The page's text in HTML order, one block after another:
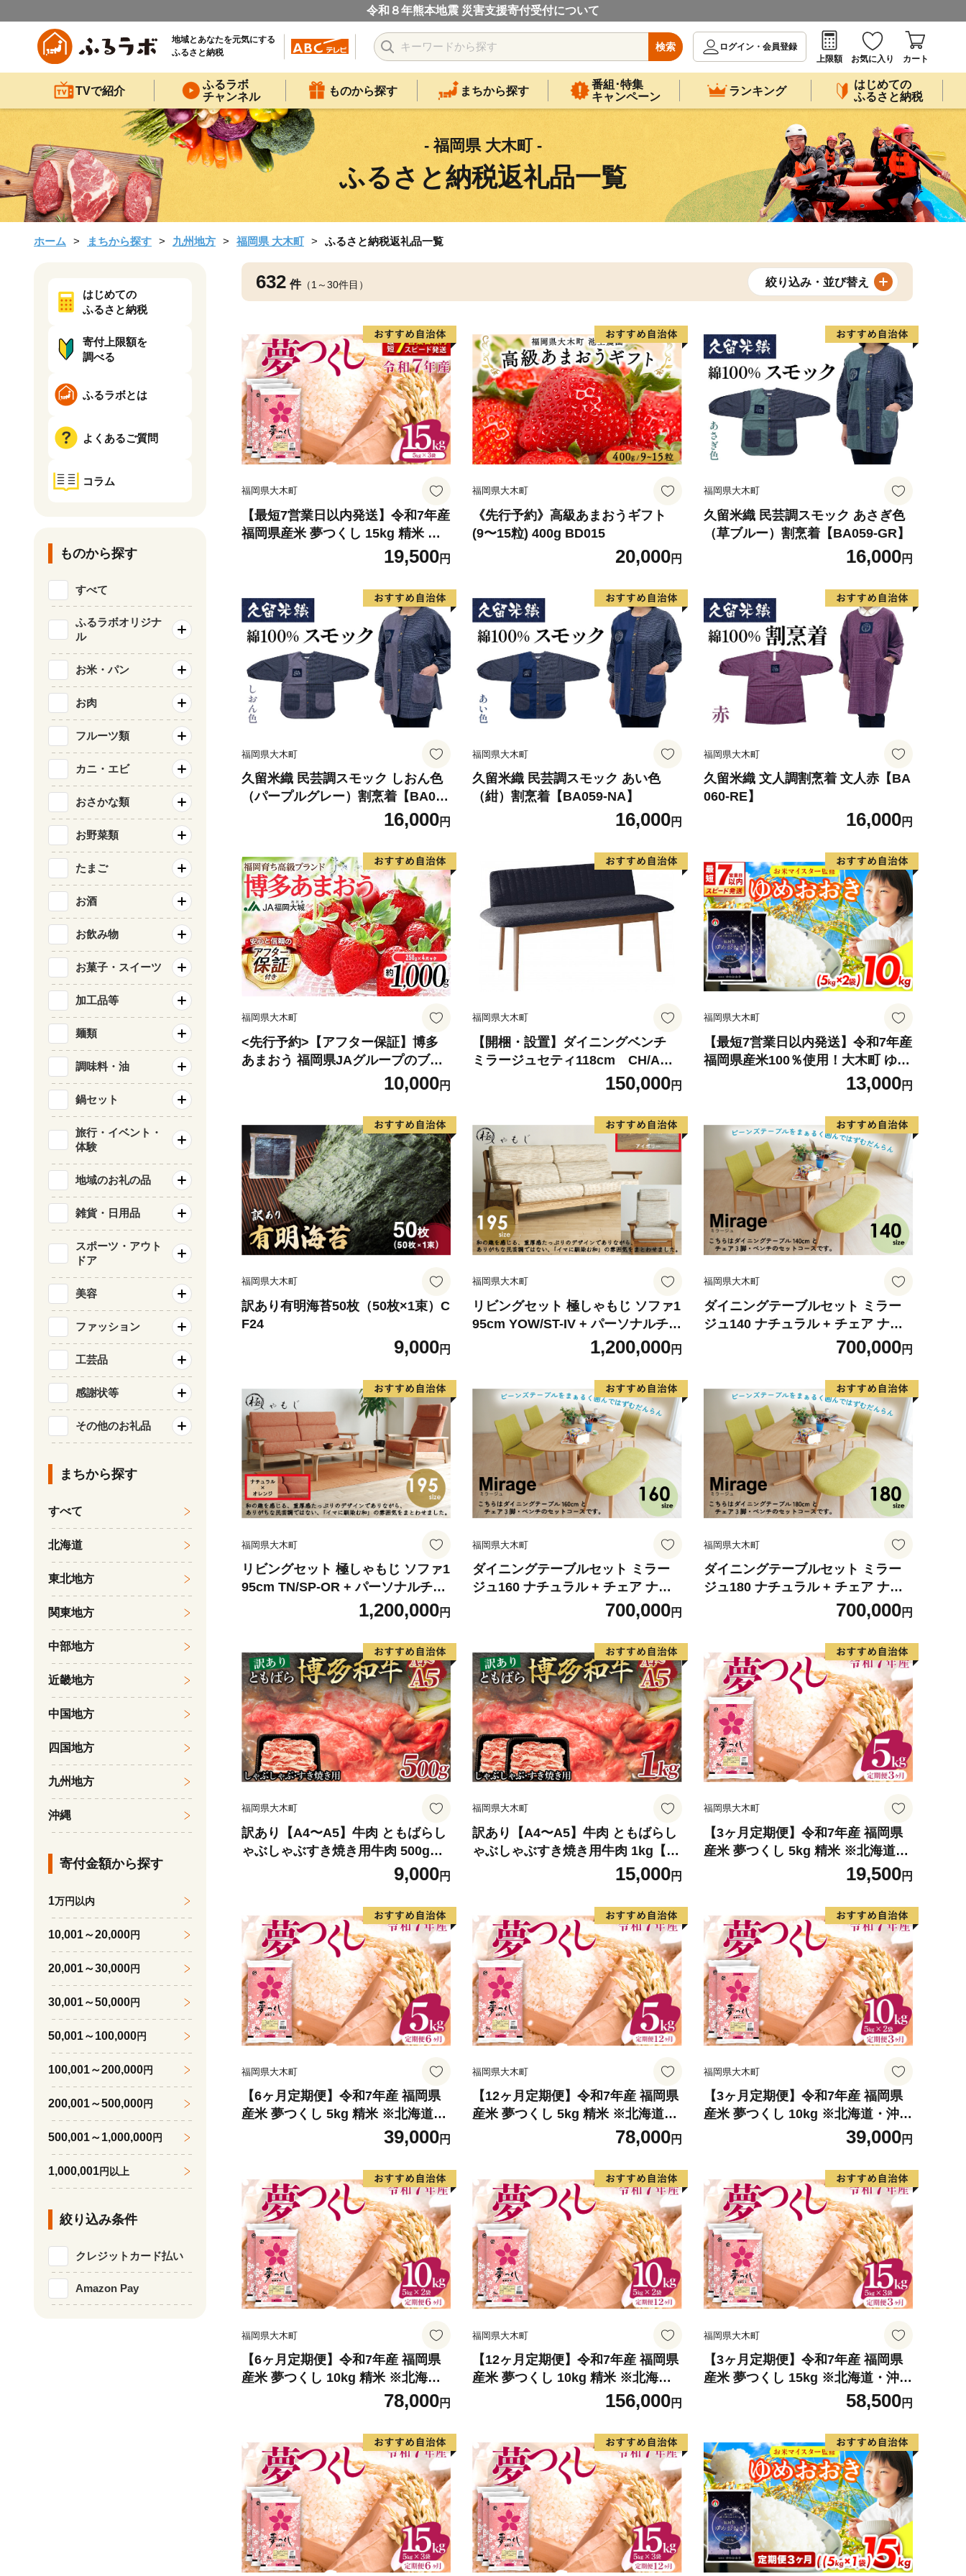
令和８年熊本地震 災害支援寄付受付について
地域とあなたを元気にする
ふるさと納税
検索
ログイン・会員登録
上限額
お気に入り カート
TVで紹介
ふるラボ
チャンネル
ものから探す まちから探す
番組･特集
キャンペーン
ランキング
はじめての
ふるさと納税
- 福岡県 大木町 -
ふるさと納税返礼品一覧
ホーム まちから探す 九州地方 福岡県 大木町 ふるさと納税返礼品一覧
632 件（1～30件目） 絞り込み・並び替え
福岡県大木町
【最短7営業日以内発送】令和7年産
福岡県産米 夢つくし 15kg 精米 ※
北海道・沖縄・離島は配送不可
19,500円
福岡県大木町
《先行予約》高級あまおうギフト
(9〜15粒) 400g BD015
20,000円
福岡県大木町
久留米織 民芸調スモック あさぎ色
（草ブルー）割烹着【BA059-GR】
16,000円
福岡県大木町
久留米織 民芸調スモック しおん色
（パープルグレー）割烹着【BA059
16,000円
福岡県大木町
久留米織 民芸調スモック あい色
（紺）割烹着【BA059-NA】
16,000円
福岡県大木町
久留米織 文人調割烹着 文人赤【BA
060-RE】
16,000円
福岡県大木町
<先行予約>【アフター保証】博多
あまおう 福岡県JAグループのブラ
ンド あまおういちご 1000g（約250
g×4パック）JA福岡大城【2027年2
月から順次発送】AG010
10,000円
福岡県大木町
【開梱・設置】ダイニングベンチ
ミラージュセティ118cm CH/AN-
BK（ショコラ/アネルカブラック）
150,000円
福岡県大木町
【最短7営業日以内発送】令和7年産
福岡県産米100％使用！大木町 ゆめ
おおき 10kg ※北海道・沖縄・離島
13,000円
福岡県大木町
訳あり有明海苔50枚（50枚×1束）C
F24
9,000円
福岡県大木町
リビングセット 極しゃもじ ソファ1
95cm YOW/ST-IV + パーソナルチェ
ア YOW/ST-IV セット 【開梱・設
置】 ※一部北海道、沖縄・離島は
配送不可 モリタインテリア工業 AL
1,200,000円
福岡県大木町
ダイニングテーブルセット ミラー
ジュ140 ナチュラル + チェア ナチ
ュラル/AN-MS×3脚 + ベンチ ナチュ
ラル/AN-MS セット 【開梱・設置】
※一部北海道、沖縄・離島は配送不
可 モリタインテリア工業 AL633
700,000円
福岡県大木町
リビングセット 極しゃもじ ソファ1
95cm TN/SP-OR + パーソナルチェ
ア TN/SP-OR セット 【開梱・設
置】 ※一部北海道、沖縄・離島は
配送不可 モリタインテリア工業 AL
630
1,200,000円
福岡県大木町
ダイニングテーブルセット ミラー
ジュ160 ナチュラル + チェア ナチ
ュラル/AN-MS×3脚 + ベンチ ナチュ
ラル/AN-MS セット 【開梱・設置】
※一部北海道、沖縄・離島は配送不
可 モリタインテリア工業 AL634
700,000円
福岡県大木町
ダイニングテーブルセット ミラー
ジュ180 ナチュラル + チェア ナチ
ュラル/AN-MS×3脚 + ベンチ ナチュ
ラル/AN-MS セット 【開梱・設置】
※一部北海道、沖縄・離島は配送不
可 モリタインテリア工業 AL635
700,000円
福岡県大木町
訳あり【A4〜A5】牛肉 ともばらし
ゃぶしゃぶすき焼き用牛肉 500g
9,000円
福岡県大木町
訳あり【A4〜A5】牛肉 ともばらし
ゃぶしゃぶすき焼き用牛肉 1kg【C
15,000円
福岡県大木町
【3ヶ月定期便】令和7年産 福岡県
産米 夢つくし 5kg 精米 ※北海道・
19,500円
福岡県大木町
【6ヶ月定期便】令和7年産 福岡県
産米 夢つくし 5kg 精米 ※北海道・
39,000円
福岡県大木町
【12ヶ月定期便】令和7年産 福岡県
産米 夢つくし 5kg 精米 ※北海道・
78,000円
福岡県大木町
【3ヶ月定期便】令和7年産 福岡県
産米 夢つくし 10kg ※北海道・沖
縄・離島は配送不可 |【精米 単一米
単一原料米 7年産 国産 お米 ブラン
ド米 5kg × 2 ゆめつくし】CY009s
ub3
39,000円
福岡県大木町
【6ヶ月定期便】令和7年産 福岡県
産米 夢つくし 10kg 精米 ※北海
道・沖縄・離島は配送不可令和7年
産 福岡県産米 夢つくし 10kg 精米
※北海道・沖縄・離島は配送不可
78,000円
福岡県大木町
【12ヶ月定期便】令和7年産 福岡県
産米 夢つくし 10kg 精米 ※北海
道・沖縄・離島は配送不可令和7年
産 福岡県産米 夢つくし 10kg 精米
※北海道・沖縄・離島は配送不可
156,000円
福岡県大木町
【3ヶ月定期便】令和7年産 福岡県
産米 夢つくし 15kg ※北海道・沖
縄・離島は配送不可 |【精米 単一米
単一原料米 7年産 国産 お米 ブラン
ド米 5kg × 3 ゆめつくし】CY010s
ub3
58,500円
はじめての
ふるさと納税
寄付上限額を
調べる
ふるラボとは
よくあるご質問
コラム
ものから探す
すべて
ふるラボオリジナ
ル
お米・パン
お肉
フルーツ類
カニ・エビ
おさかな類
お野菜類
たまご
お酒
お飲み物
お菓子・スイーツ
加工品等
麺類
調味料・油
鍋セット
旅行・イベント・
体験
地域のお礼の品
雑貨・日用品
スポーツ・アウト
ドア
美容
ファッション
工芸品
感謝状等
その他のお礼品
まちから探す
すべて
北海道
東北地方
関東地方
中部地方
近畿地方
中国地方
四国地方
九州地方
沖縄
寄付金額から探す
1万円以内
10,001～20,000円
20,001～30,000円
30,001～50,000円
50,001～100,000円
100,001～200,000円
200,001～500,000円
500,001～1,000,000円
1,000,001円以上
絞り込み条件
クレジットカード払い
Amazon Pay